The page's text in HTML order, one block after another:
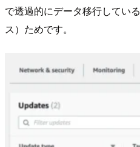
で透過的にデータ移行してい
ス）ためです。